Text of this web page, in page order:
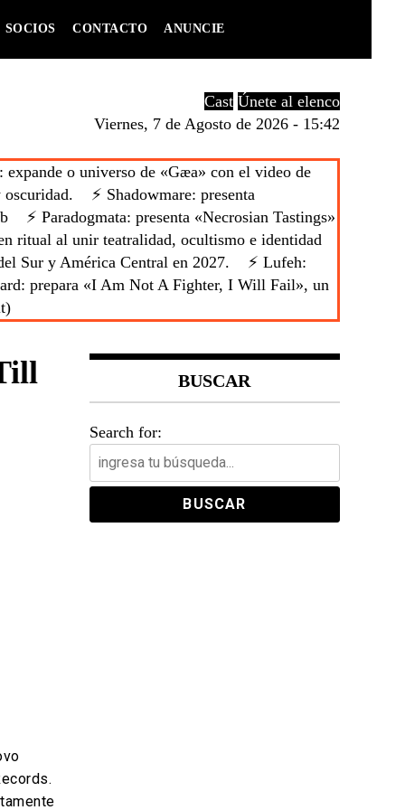
SOCIOS CONTACTO ANUNCIE
Cast Únete al elenco
Viernes, 7 de Agosto de 2026 - 15:42
expande o universo de «Gæa» con el video de
oscuridad.
⚡ Shadowmare: presenta
⚡ Paradogmata: presenta «Necrosian Tastings»
ritual al unir teatralidad, ocultismo e identidad
Sur y América Central en 2027.
⚡ Lufeh:
prepara «I Am Not A Fighter, I Will Fail», un
BUSCAR
Search for: